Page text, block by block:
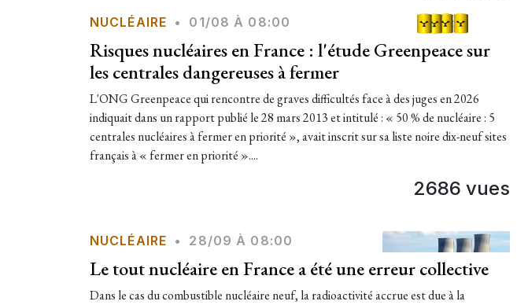
NUCLÉAIRE • 01/08 À 08:00
Risques nucléaires en France : l'étude Greenpeace sur
les centrales dangereuses à fermer
L'ONG Greenpeace qui rencontre de graves difficultés face à des juges en 2026
indiquait dans un rapport publié le 28 mars 2013 et intitulé : « 50 % de nucléaire : 5
centrales nucléaires à fermer en priorité », avait inscrit sur sa liste noire dix-neuf sites
français à « fermer en priorité »....
2686 vues
NUCLÉAIRE • 28/09 À 08:00
Le tout nucléaire en France a été une erreur collective
Dans le cas du combustible nucléaire neuf, la radioactivité accrue est due à la